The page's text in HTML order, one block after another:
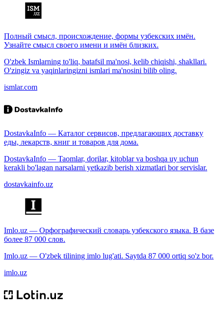
Полный смысл, происхождение, формы узбекских имён.
Узнайте смысл своего имени и имён близких.
O'zbek Ismlarning to'liq, batafsil ma'nosi, kelib chiqishi, shakllari.
O'zingiz va yaqinlaringizni ismlari ma'nosini bilib oling.
ismlar.com
DostavkaInfo — Каталог сервисов, предлагающих доставку
еды, лекарств, книг и товаров для дома.
DostavkaInfo — Taomlar, dorilar, kitoblar va boshqa uy uchun
kerakli bo'lagan narsalarni yetkazib berish xizmatlari bor servislar.
dostavkainfo.uz
Imlo.uz — Орфографический словарь узбекского языка. В базе
более 87 000 слов.
Imlo.uz — O'zbek tilining imlo lug'ati. Saytda 87 000 ortiq so'z bor.
imlo.uz